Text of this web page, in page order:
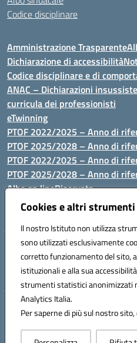
Cookies e altri
Il nostro Istituto non utilizza
sono utilizzati esclusivamente
corretto funzionamento del sito,
istituzionali e alla sua
strumenti statistici anonimizzati
Analytics Italia.
Per saperne di più sul nostro
Codice disciplinare
Amministrazione Trasparente
Dichiarazione di accessibilità
Codice disciplinare e di
ANAC – Dichiarazioni
curricula dei professionisti
eTwinning
PTOF 2022/2025 – Anno di
PTOF 2025/2028 – Anno di
PTOF 2022/2025 – Anno di
PTOF 2025/2028 – Anno di
Albo on lineRiservata
P.N. Dotazione di attrezzature
Via Luna e Sole, 44 07100, Sassari
- Mail: ssvc010009@istruzione.it -
- C.F. / P.IVA Convitto 80000150906
Hosting & Powered
Concept &